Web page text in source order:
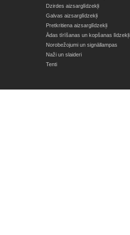
Dzirdes aizsarglīdzekļi
Galvas aizsarglīdzekļi
Pretkritiena aizsarglīdzekļi
Ādas tīrīšanas un kopšanas līdzekļi
Norobežojumi un signāllampas
Naži un slaideri
Tenti